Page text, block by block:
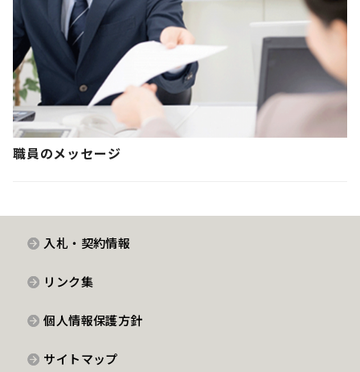
職員のメッセージ
入札・契約情報
リンク集
個人情報保護方針
サイトマップ